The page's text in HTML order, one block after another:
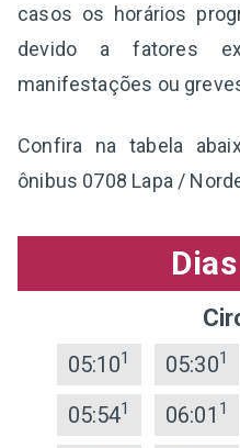
casos os horários
devido a fatores
manifestações ou
Confira na tabela
ônibus 0708 Lapa /
05:101 05:301
05:541 06:01 1